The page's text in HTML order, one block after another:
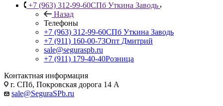
+7 (963) 312-99-60СПб Уткина Заводь
Назад
Телефоны
+7 (963) 312-99-60СПб Уткина Заводь
+7 (911) 160-00-73Опт Дмитрий
sale@seguraspb.ru
+7 (911) 179-40-40Розница
Контактная информация
г. СПб, Покровская дорога 14 А
sale@SeguraSPb.ru